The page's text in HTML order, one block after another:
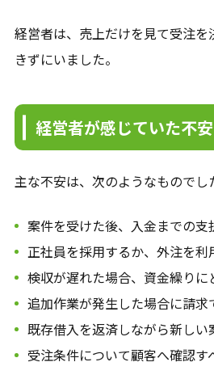
経営者は、売上だけを見て受注
きずにいました。
経営者が感じていた不
主な不安は、次のようなものでし
案件を受けた後、入金までの支
正社員を採用するか、外注を利
検収が遅れた場合、資金繰り
追加作業が発生した場合に請求
既存借入を返済しながら新し
受注条件について顧客へ確認す